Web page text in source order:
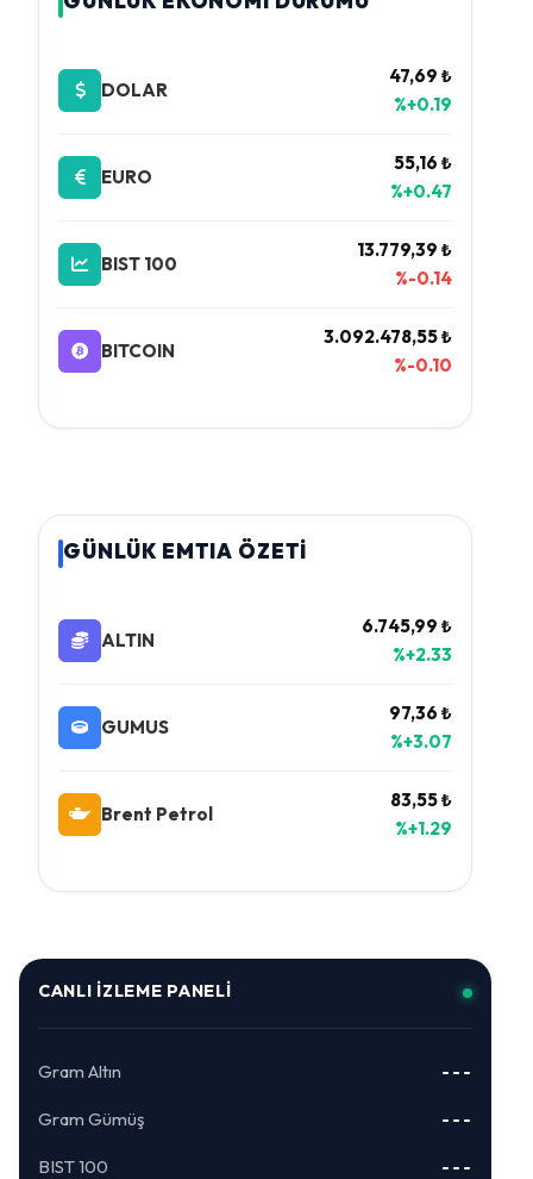
DOLAR
47,69 ₺
%+0.19
EURO
55,16 ₺
%+0.47
BIST 100
13.779,39 ₺
%-0.14
BITCOIN
3.092.478,55 ₺
%-0.10
GÜNLÜK EMTIA ÖZETİ
ALTIN
6.745,99 ₺
%+2.33
GUMUS
97,36 ₺
%+3.07
Brent Petrol
83,55 ₺
%+1.29
CANLI İZLEME PANELI
Gram Altın ---
Gram Gümüş ---
BIST 100 ---